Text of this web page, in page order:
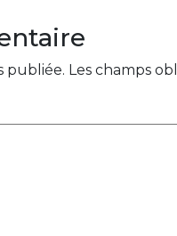
publiée. Les champs